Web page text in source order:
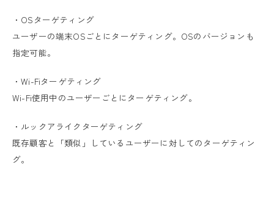
・OSターゲティング
ユーザーの端末OSごとにターゲティング。OSのバージョンも
指定可能。
・Wi-Fiターゲティング
Wi-Fi使用中のユーザーごとにターゲティング。
・ルックアライクターゲティング
既存顧客と「類似」しているユーザーに対してのターゲティン
グ。